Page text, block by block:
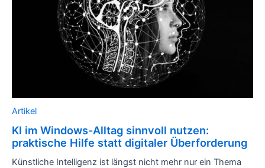
Artikel
KI im Windows-Alltag sinnvoll nutzen:
praktische Hilfe statt digitaler Überforderung
Künstliche Intelligenz ist längst nicht mehr nur ein Thema